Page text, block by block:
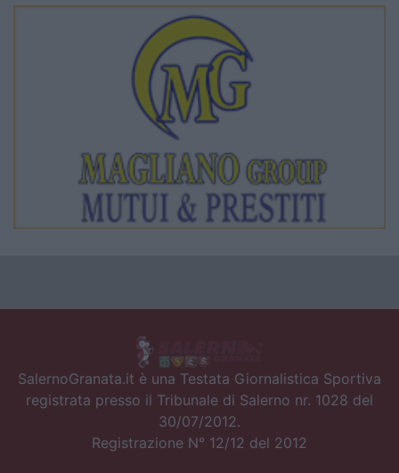
SalernoGranata.it è una Testata Giornalistica Sportiva
registrata presso il Tribunale di Salerno nr. 1028 del
30/07/2012.
Registrazione N° 12/12 del 2012